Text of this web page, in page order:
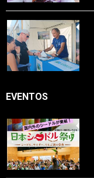
EVENTOS